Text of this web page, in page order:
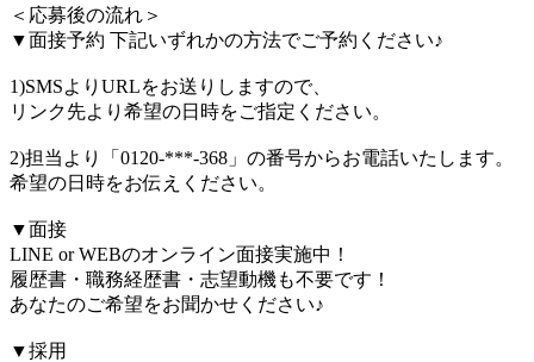
＜応募後の流れ＞
▼面接予約 下記いずれかの方法でご予約ください♪
1)SMSよりURLをお送りしますので、
リンク先より希望の日時をご指定ください。
2)担当より「0120-***-368」の番号からお電話いたします。
希望の日時をお伝えください。
▼面接
LINE or WEBのオンライン面接実施中！
履歴書・職務経歴書・志望動機も不要です！
あなたのご希望をお聞かせください♪
▼採用